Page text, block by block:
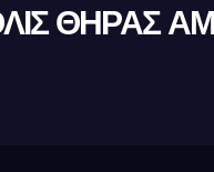
ΘΗΡΑΣ